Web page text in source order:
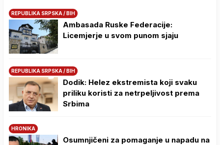
REPUBLIKA SRPSKA / BIH
Ambasada Ruske Federacije:
Licemjerje u svom punom sjaju
REPUBLIKA SRPSKA / BIH
Dodik: Helez ekstremista koji svaku
priliku koristi za netrpeljivost prema
Srbima
HRONIKA
Osumnjičeni za pomaganje u napadu na